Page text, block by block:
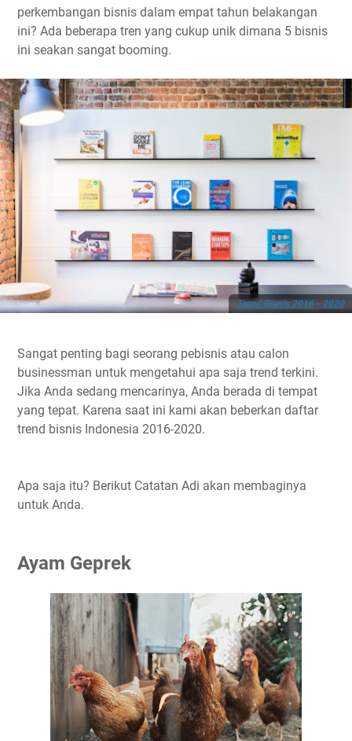
perkembangan bisnis dalam empat tahun belakangan
ini? Ada beberapa tren yang cukup unik dimana 5 bisnis
ini seakan sangat booming.
Trend Bisnis 2016 - 2020
Sangat penting bagi seorang pebisnis atau calon
businessman untuk mengetahui apa saja trend terkini.
Jika Anda sedang mencarinya, Anda berada di tempat
yang tepat. Karena saat ini kami akan beberkan daftar
trend bisnis Indonesia 2016-2020.
Apa saja itu? Berikut Catatan Adi akan membaginya
untuk Anda.
Ayam Geprek